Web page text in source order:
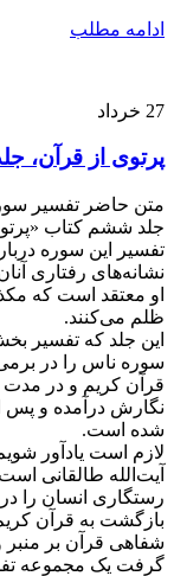
ادامه مطلب
27 خرداد
پرتوی از قرآن،
متن حاضر تفسیر
جلد ششم کتاب
تفسیر این سوره
نشانه‌های رفتاری
او معتقد است که
ظلم می‌کنند.
این جلد که تفسیر
سوره ناس را در
قرآن کریم و در
نگارش درآمده و پس
شده است.
لازم است یادآور
آیت‌الله طالقانی
رستگاری انسان را
بازگشت به قرآن
گرفت یک مجموعه